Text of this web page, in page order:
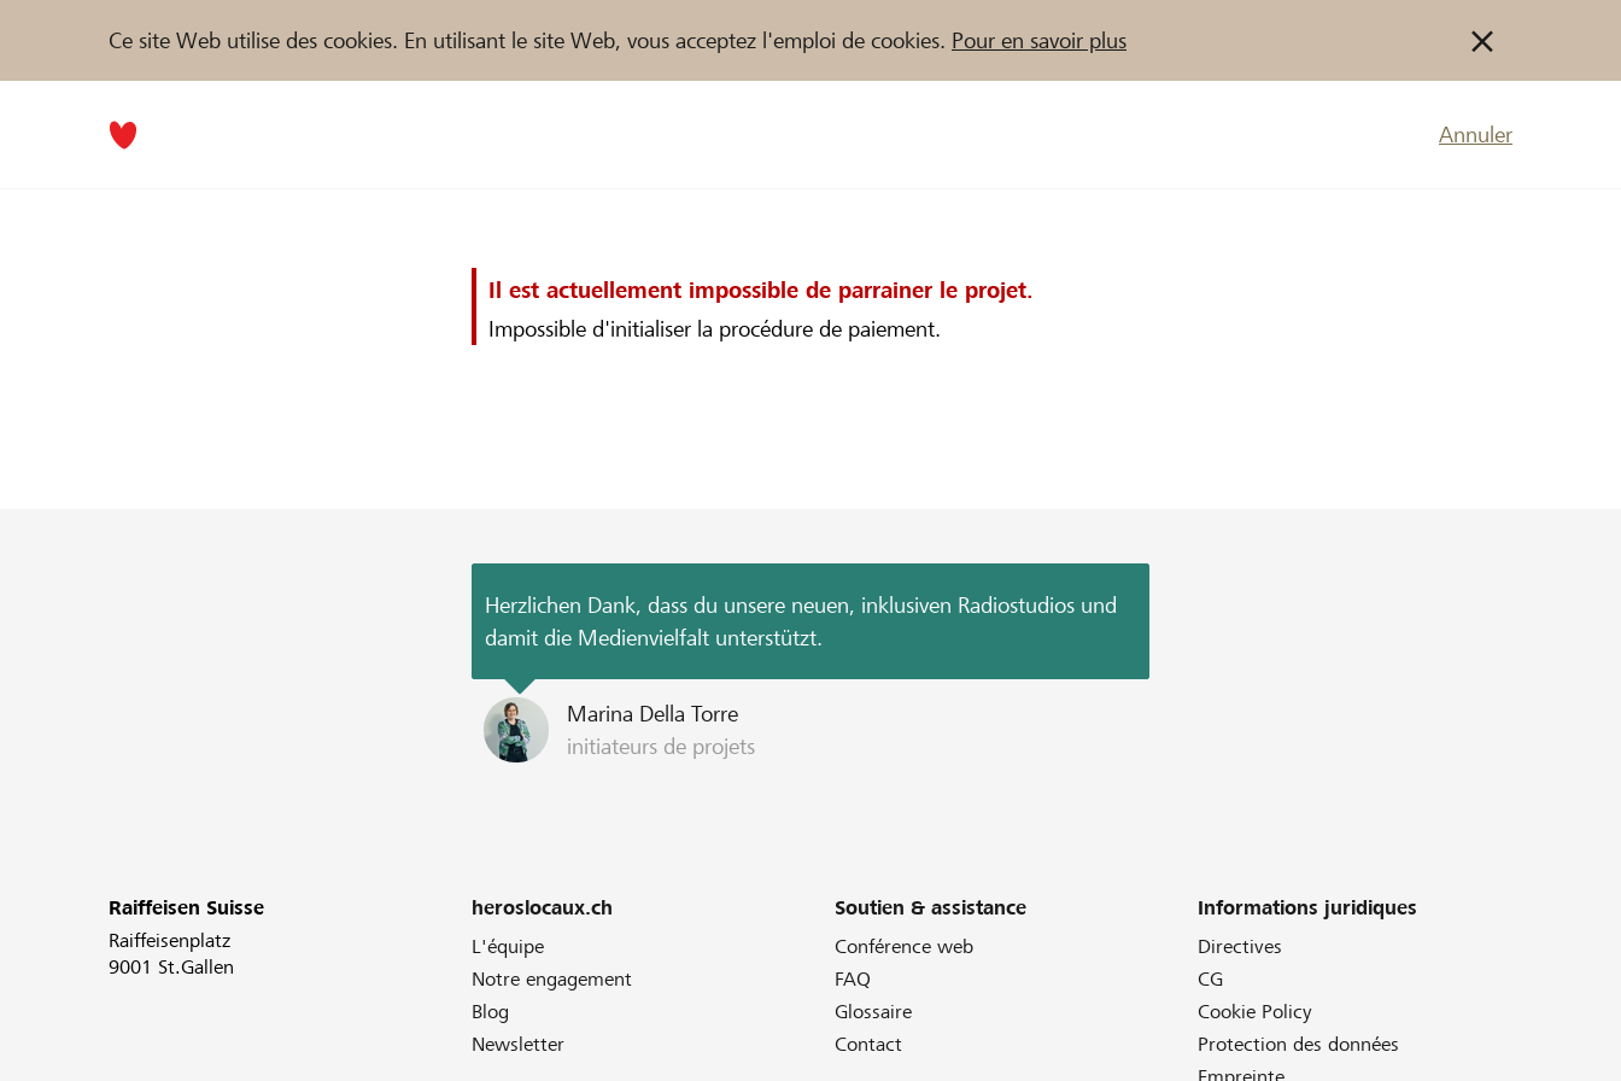
Ce site Web utilise des cookies. En utilisant le site Web, vous acceptez l'emploi de cookies. Pour en savoir plus
Annuler
Il est actuellement impossible de parrainer le projet.
Impossible d'initialiser la procédure de paiement.
Herzlichen Dank, dass du unsere neuen, inklusiven Radiostudios und
damit die Medienvielfalt unterstützt.
Marina Della Torre
initiateurs de projets
Raiffeisen Suisse
Raiffeisenplatz
9001 St.Gallen
heroslocaux.ch
L'équipe
Notre engagement
Blog
Newsletter
Soutien & assistance
Conférence web
FAQ
Glossaire
Contact
Informations juridiques
Directives
CG
Cookie Policy
Protection des données